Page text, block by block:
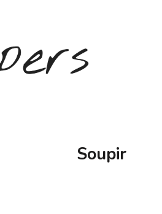
Soupir